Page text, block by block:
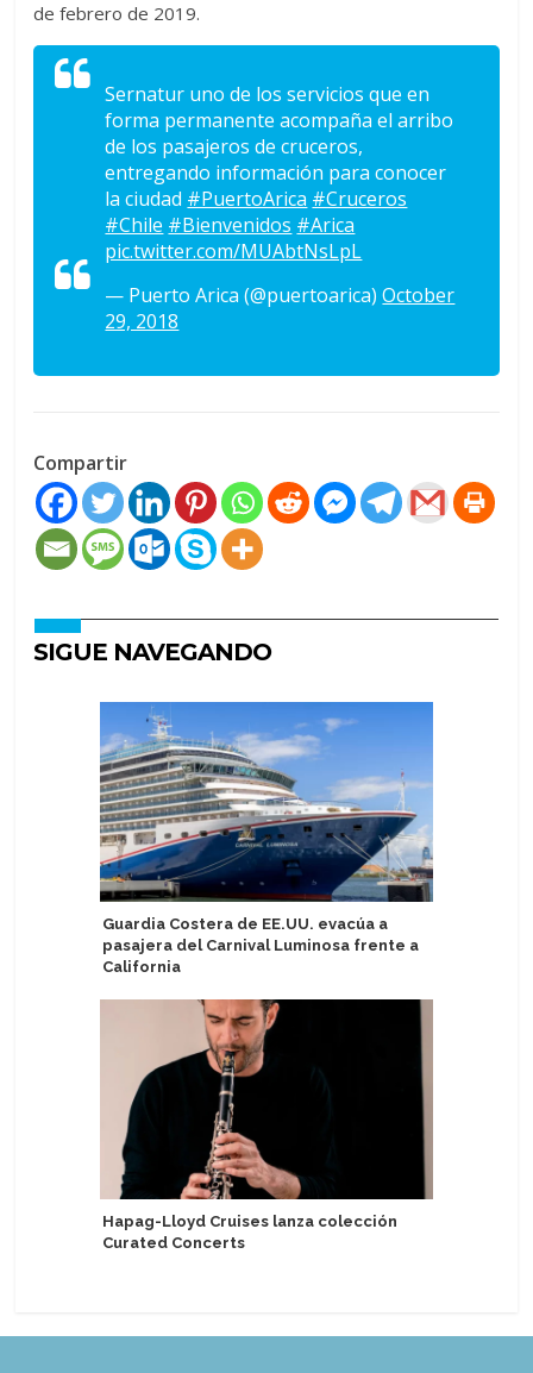
de febrero de 2019.
Sernatur uno de los servicios que en
forma permanente acompaña el arribo
de los pasajeros de cruceros,
entregando información para conocer
la ciudad #PuertoArica #Cruceros
#Chile #Bienvenidos #Arica
pic.twitter.com/MUAbtNsLpL
— Puerto Arica (@puertoarica)October
29, 2018
Compartir
SIGUE NAVEGANDO
Guardia Costera de EE.UU. evacúa a
pasajera del Carnival Luminosa frente a
California
Hapag-Lloyd Cruises lanza colección
Curated Concerts